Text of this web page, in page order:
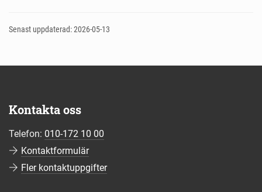
Senast uppdaterad: 2026-05-13
Kontakta oss
Telefon: 010-172 10 00
Kontaktformulär
Fler kontaktuppgifter